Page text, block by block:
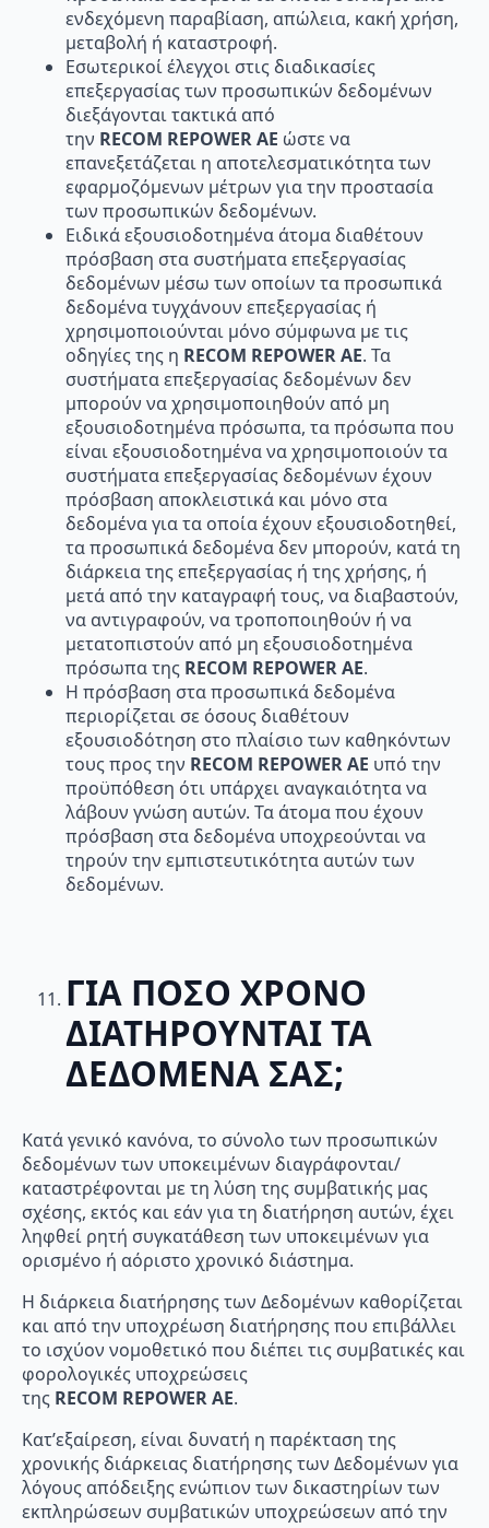
ενδεχόμενη παραβίαση, απώλεια, κακή χρήση,
μεταβολή ή καταστροφή.
Εσωτερικοί έλεγχοι στις διαδικασίες
επεξεργασίας των προσωπικών δεδομένων
διεξάγονται τακτικά από
την RECOM REPOWERAE ώστε να
επανεξετάζεται η αποτελεσματικότητα των
εφαρµοζόμενων μέτρων για την προστασία
των προσωπικών δεδομένων.
Ειδικά εξουσιοδοτημένα άτομα διαθέτουν
πρόσβαση στα συστήματα επεξεργασίας
δεδομένων µέσω των οποίων τα προσωπικά
δεδομένα τυγχάνουν επεξεργασίας ή
χρησιμοποιούνται µόνο σύμφωνα µε τις
οδηγίες της η RECOM REPOWERAE. Τα
συστήματα επεξεργασίας δεδομένων δεν
μπορούν να χρησιμοποιηθούν από µη
εξουσιοδοτημένα πρόσωπα, τα πρόσωπα που
είναι εξουσιοδοτημένα να χρησιμοποιούν τα
συστήματα επεξεργασίας δεδομένων έχουν
πρόσβαση αποκλειστικά και µόνο στα
δεδομένα για τα οποία έχουν εξουσιοδοτηθεί,
τα προσωπικά δεδομένα δεν μπορούν, κατά τη
διάρκεια της επεξεργασίας ή της χρήσης, ή
μετά από την καταγραφή τους, να διαβαστούν,
να αντιγραφούν, να τροποποιηθούν ή να
μετατοπιστούν από µη εξουσιοδοτημένα
πρόσωπα της RECOM REPOWERAE.
Η πρόσβαση στα προσωπικά δεδομένα
περιορίζεται σε όσους διαθέτουν
εξουσιοδότηση στο πλαίσιο των καθηκόντων
τους προς την RECOM REPOWERAE υπό την
προϋπόθεση ότι υπάρχει αναγκαιότητα να
λάβουν γνώση αυτών. Τα άτομα που έχουν
πρόσβαση στα δεδομένα υποχρεούνται να
τηρούν την εμπιστευτικότητα αυτών των
δεδομένων.
ΓΙΑ ΠΟΣΟ ΧΡΟΝΟ
ΔΙΑΤΗΡΟΥΝΤΑΙ ΤΑ
ΔΕΔΟΜΕΝΑ ΣΑΣ;
Κατά γενικό κανόνα, το σύνολο των προσωπικών
δεδομένων των υποκειμένων διαγράφονται/
καταστρέφονται με τη λύση της συμβατικής μας
σχέσης, εκτός και εάν για τη διατήρηση αυτών, έχει
ληφθεί ρητή συγκατάθεση των υποκειμένων για
ορισμένο ή αόριστο χρονικό διάστημα.
Η διάρκεια διατήρησης των Δεδομένων καθορίζεται
και από την υποχρέωση διατήρησης που επιβάλλει
το ισχύον νομοθετικό που διέπει τις συμβατικές και
φορολογικές υποχρεώσεις
της RECOM REPOWERAE.
Κατ’εξαίρεση, είναι δυνατή η παρέκταση της
χρονικής διάρκειας διατήρησης των Δεδομένων για
λόγους απόδειξης ενώπιον των δικαστηρίων των
εκπληρώσεων συμβατικών υποχρεώσεων από την